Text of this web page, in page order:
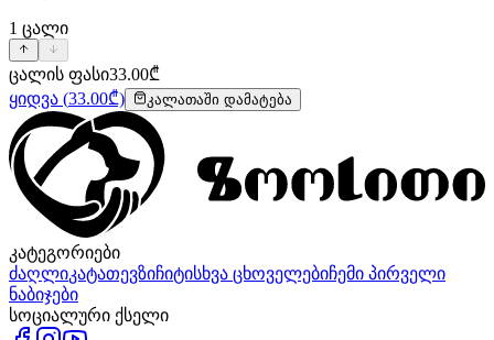
1 ცალი
ცალის ფასი33.00₾
ყიდვა (33.00₾) კალათაში დამატება
კატეგორიები
ძაღლიკატათევზიჩიტისხვა ცხოველებიჩემი პირველი
ნაბიჯები
სოციალური ქსელი